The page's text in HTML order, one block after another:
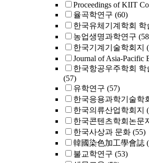
Proceedings of KIIT
율곡학연구 (60)
한국유체기계학회 학
농업생명과학연구
한국기계기술학회지
Journal of Asia-Pacific
한국항공우주학회 학
(57)
유학연구 (57)
한국응용과학기술학
한국의류산업학회지
한국콘텐츠학회논문지
한국사상과 문화 (55)
韓國染色加工學會誌
불교학연구 (53)